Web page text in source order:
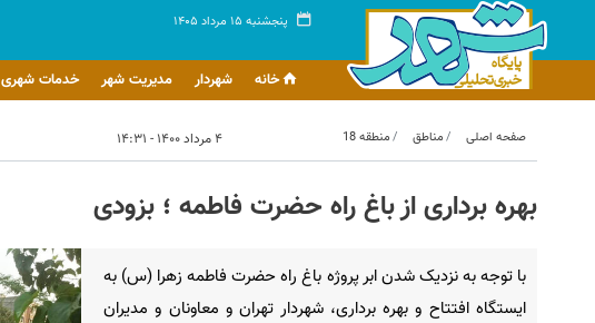
پنجشنبه ۱۵ مرداد ۱۴۰۵
خانه شهردار مدیریت شهر خدمات شهری
صفحه اصلی مناطق منطقه 18 ۴ مرداد ۱۴۰۰ - ۱۴:۳۱
بهره برداری از باغ راه حضرت فاطمه ؛ بزودی
با توجه به نزدیک شدن ابر پروژه باغ راه حضرت فاطمه زهرا (س) به
ایستگاه افتتاح و بهره برداری، شهردار تهران و معاونان و مدیران